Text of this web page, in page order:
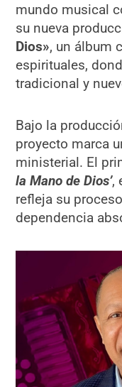
mundo musical
su nueva
Dios», un álbum
espirituales,
tradicional y
Bajo la
proyecto marca
ministerial. El
la Mano de Dios’,
refleja su
dependencia